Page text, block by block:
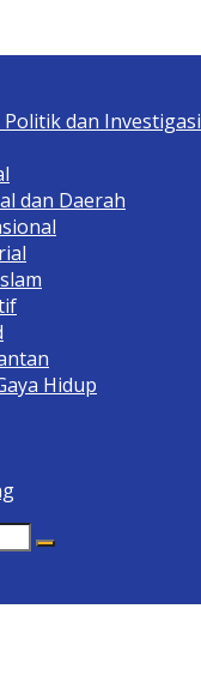
dan Investigasi
dan Daerah
Hidup